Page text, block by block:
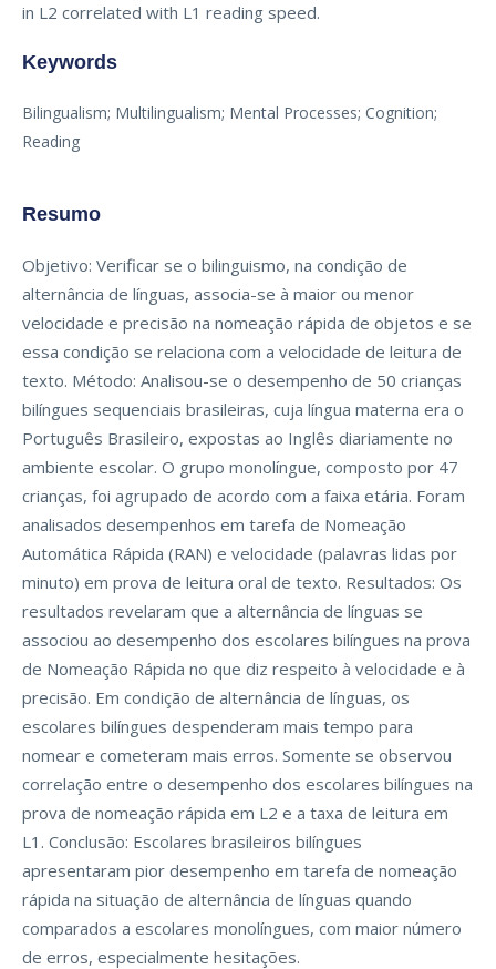
in L2 correlated with L1 reading speed.
Keywords
Bilingualism; Multilingualism; Mental Processes; Cognition;
Reading
Resumo
Objetivo: Verificar se o bilinguismo, na condição de
alternância de línguas, associa-se à maior ou menor
velocidade e precisão na nomeação rápida de objetos e se
essa condição se relaciona com a velocidade de leitura de
texto. Método: Analisou-se o desempenho de 50 crianças
bilíngues sequenciais brasileiras, cuja língua materna era o
Português Brasileiro, expostas ao Inglês diariamente no
ambiente escolar. O grupo monolíngue, composto por 47
crianças, foi agrupado de acordo com a faixa etária. Foram
analisados desempenhos em tarefa de Nomeação
Automática Rápida (RAN) e velocidade (palavras lidas por
minuto) em prova de leitura oral de texto. Resultados: Os
resultados revelaram que a alternância de línguas se
associou ao desempenho dos escolares bilíngues na prova
de Nomeação Rápida no que diz respeito à velocidade e à
precisão. Em condição de alternância de línguas, os
escolares bilíngues despenderam mais tempo para
nomear e cometeram mais erros. Somente se observou
correlação entre o desempenho dos escolares bilíngues na
prova de nomeação rápida em L2 e a taxa de leitura em
L1. Conclusão: Escolares brasileiros bilíngues
apresentaram pior desempenho em tarefa de nomeação
rápida na situação de alternância de línguas quando
comparados a escolares monolíngues, com maior número
de erros, especialmente hesitações.